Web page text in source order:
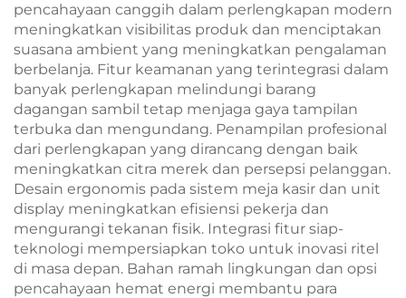
pencahayaan canggih dalam perlengkapan modern
meningkatkan visibilitas produk dan menciptakan
suasana ambient yang meningkatkan pengalaman
berbelanja. Fitur keamanan yang terintegrasi dalam
banyak perlengkapan melindungi barang
dagangan sambil tetap menjaga gaya tampilan
terbuka dan mengundang. Penampilan profesional
dari perlengkapan yang dirancang dengan baik
meningkatkan citra merek dan persepsi pelanggan.
Desain ergonomis pada sistem meja kasir dan unit
display meningkatkan efisiensi pekerja dan
mengurangi tekanan fisik. Integrasi fitur siap-
teknologi mempersiapkan toko untuk inovasi ritel
di masa depan. Bahan ramah lingkungan dan opsi
pencahayaan hemat energi membantu para